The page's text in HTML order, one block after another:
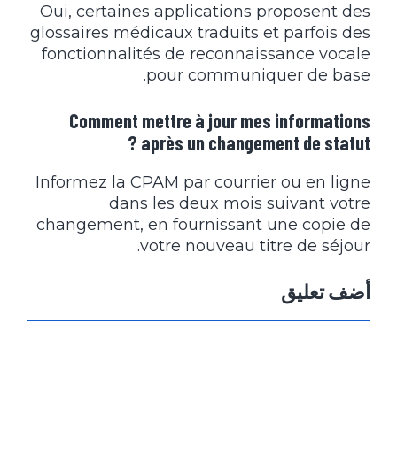
Oui, certaines applications proposent des
glossaires médicaux traduits et parfois des
fonctionnalités de reconnaissance vocale
pour communiquer de base.
Comment mettre à jour mes informations
après un changement de statut ?
Informez la CPAM par courrier ou en ligne
dans les deux mois suivant votre
changement, en fournissant une copie de
votre nouveau titre de séjour.
أضف تعليق